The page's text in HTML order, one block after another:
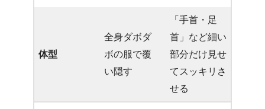
体型
全身ダボダ
ボの服で覆
い隠す
「手首・足
首」など細い
部分だけ見せ
てスッキリさ
せる